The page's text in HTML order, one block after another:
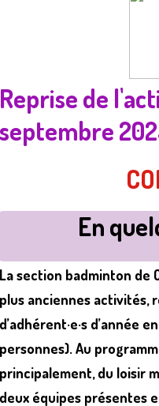
de
En
section badminton de
anciennes activités,
d’année
Au
du loisir
équipes présentes